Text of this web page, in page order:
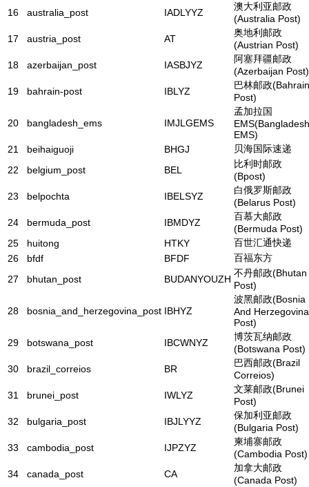
16
australia_post IADLYYZ
澳大利亚邮政
(Australia Post)
17
austria_post AT
奥地利邮政
(Austrian Post)
18
azerbaijan_post IASBJYZ
阿塞拜疆邮政
(Azerbaijan Post)
19
bahrain-post IBLYZ
巴林邮政(Bahrain
Post)
20 bangladesh_ems IMJLGEMS
孟加拉国
EMS(Bangladesh
EMS)
21
beihaiguoji BHGJ
贝海国际速递
22
belgium_post BEL
比利时邮政
(Bpost)
23
belpochta IBELSYZ
白俄罗斯邮政
(Belarus Post)
24
bermuda_post IBMDYZ
百慕大邮政
(Bermuda Post)
25
huitong HTKY
百世汇通快递
26
bfdf BFDF
百福东方
27
bhutan_post BUDANYOUZH
不丹邮政(Bhutan
Post)
28 bosnia_and_herzegovina_post IBHYZ
波黑邮政(Bosnia
And Herzegovina
Post)
29
botswana_post IBCWNYZ
博茨瓦纳邮政
(Botswana Post)
30
brazil_correios BR
巴西邮政(Brazil
Correios)
31
brunei_post IWLYZ
文莱邮政(Brunei
Post)
32
bulgaria_post IBJLYYZ
保加利亚邮政
(Bulgaria Post)
33
cambodia_post IJPZYZ
柬埔寨邮政
(Cambodia Post)
34
canada_post CA
加拿大邮政
(Canada Post)